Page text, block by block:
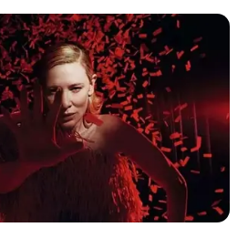
Notícia >
Saúde com Agente:
do Fórum da Disciplina 4.
saiba como
participar do
4.